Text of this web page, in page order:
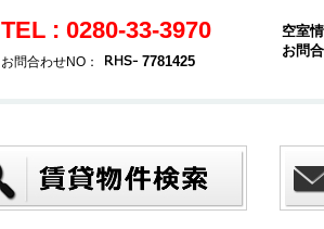
TEL : 0280-33-3970
お問合わせNO： 7781425
空室
お問